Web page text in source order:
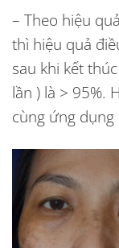
– Theo hiệu
thì hiệu quả
sau khi kết
lần ) là > 95%.
cùng ứng dụng